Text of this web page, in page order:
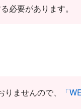
必要があります。
ませんので、
「